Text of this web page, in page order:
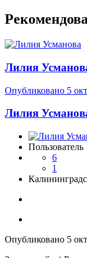
Лилия
Опубликовано 5
Лилия
Пользователь
6
1
Опубликовано 5